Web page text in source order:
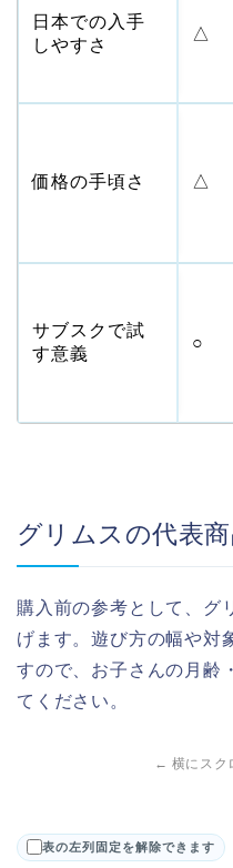
日本での入手
しやすさ
△
価格の手頃さ △
サブスクで試
す意義
○
グリムスの代表
購入前の参考として、グ
げます。遊び方の幅や対
すので、お子さんの月齢
てください。
← 横にスク
表の左列固定を解除できます